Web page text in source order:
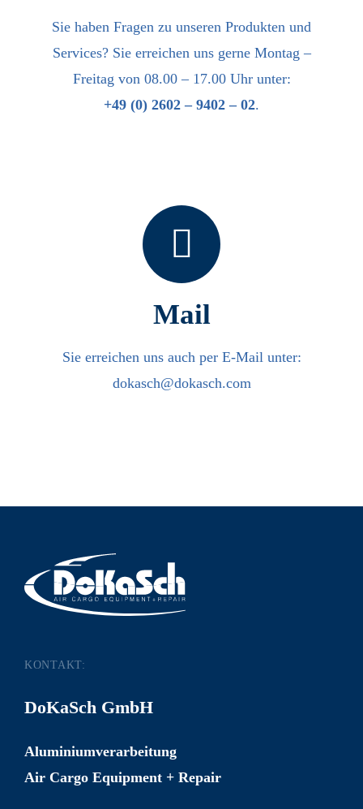
Sie haben Fragen zu unseren Produkten und
Services? Sie erreichen uns gerne Montag –
Freitag von 08.00 – 17.00 Uhr unter:
+49 (0) 2602 – 9402 – 02.
Mail
Sie erreichen uns auch per E-Mail unter:
dokasch@dokasch.com
KONTAKT:
DoKaSch GmbH
Aluminiumverarbeitung
Air Cargo Equipment + Repair